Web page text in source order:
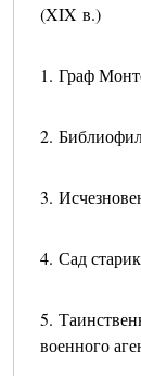
(XIX в.)
1. Граф
2.
3.
4. Сад
5.
военного